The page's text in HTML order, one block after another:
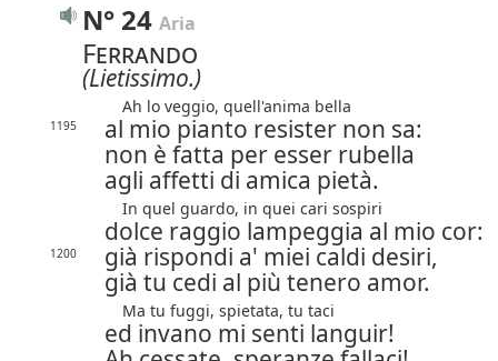
N° 24 Aria
Ferrando
(Lietissimo.)
Ah lo veggio, quell'anima bella
1195
al mio pianto resister non sa:
non è fatta per esser rubella
agli affetti di amica pietà.
In quel guardo, in quei cari sospiri
dolce raggio lampeggia al mio cor:
1200
già rispondi a' miei caldi desiri,
già tu cedi al più tenero amor.
Ma tu fuggi, spietata, tu taci
ed invano mi senti languir!